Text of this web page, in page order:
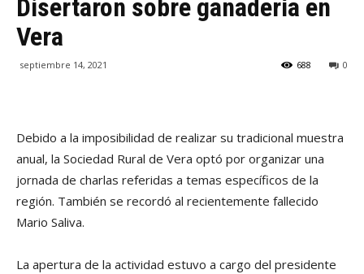
Disertaron sobre ganadería en
Vera
septiembre 14, 2021 0
688
Debido a la imposibilidad de realizar su tradicional muestra
anual, la Sociedad Rural de Vera optó por organizar una
jornada de charlas referidas a temas específicos de la
región. También se recordó al recientemente fallecido
Mario Saliva.
La apertura de la actividad estuvo a cargo del presidente